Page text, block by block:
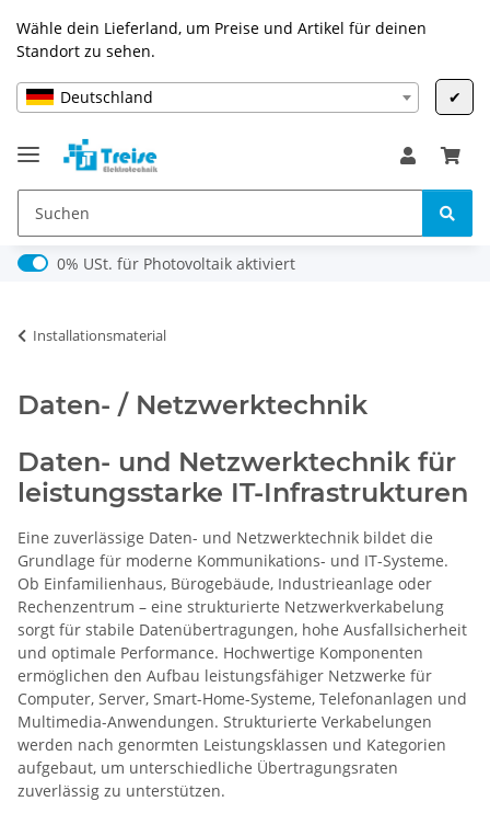
Wähle dein Lieferland, um Preise und Artikel für deinen
Standort zu sehen.
Deutschland ✔
0% USt. für Photovoltaik (§ 12 Abs. 3 UStG)
0% USt. für Photovoltaik aktiviert
Installationsmaterial
Daten- / Netzwerktechnik
Daten- und Netzwerktechnik für
leistungsstarke IT-Infrastrukturen
Eine zuverlässige Daten- und Netzwerktechnik bildet die
Grundlage für moderne Kommunikations- und IT-Systeme.
Ob Einfamilienhaus, Bürogebäude, Industrieanlage oder
Rechenzentrum – eine strukturierte Netzwerkverkabelung
sorgt für stabile Datenübertragungen, hohe Ausfallsicherheit
und optimale Performance. Hochwertige Komponenten
ermöglichen den Aufbau leistungsfähiger Netzwerke für
Computer, Server, Smart-Home-Systeme, Telefonanlagen und
Multimedia-Anwendungen. Strukturierte Verkabelungen
werden nach genormten Leistungsklassen und Kategorien
aufgebaut, um unterschiedliche Übertragungsraten
zuverlässig zu unterstützen.